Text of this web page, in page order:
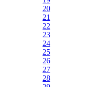
20
21
22
23
24
25
26
27
28